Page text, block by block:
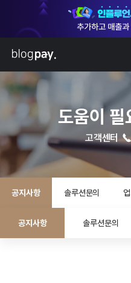
도움이 필
고객센터
공지사항 솔루션문의
공지사항 솔루션문의